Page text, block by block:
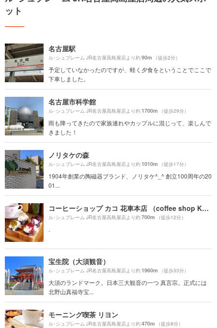
ット
名古屋駅
ル･シュプレーム JR名古屋高島屋店より約90m （徒歩2分）
予定していなかったのですが、軽く夕食をということでここで
下車しました。
名古屋市科学館
ル･シュプレーム JR名古屋高島屋店より約1700m （徒歩29分）
雨も降ってきたので家族連れやカップルに混じって、楽しんで
きました！
ノリタケの森
ル･シュプレーム JR名古屋高島屋店より約1010m （徒歩17分）
1904年創業の陶磁器ブランド、ノリタケ^_^ 創立100周年の20
01...
コーヒーショップ カコ 花車本店 （coffee shop KAKO）
ル･シュプレーム JR名古屋高島屋店より約700m （徒歩12分）
.
宝生院（大須観音）
ル･シュプレーム JR名古屋高島屋店より約1960m （徒歩33分）
大須のランドマーク。日本三大観音の一つ 真言宗。正式には
北野山真福寺宝...
モーニング喫茶 リヨン
ル･シュプレーム JR名古屋高島屋店より約470m （徒歩8分）